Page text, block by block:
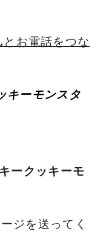
とお電話をつな
キーモンスタ
ークッキーモ
ジを送ってく